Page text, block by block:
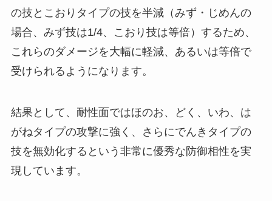
の技とこおりタイプの技を半減（みず・じめんの
場合、みず技は1/4、こおり技は等倍）するため、
これらのダメージを大幅に軽減、あるいは等倍で
受けられるようになります。
結果として、耐性面ではほのお、どく、いわ、は
がねタイプの攻撃に強く、さらにでんきタイプの
技を無効化するという非常に優秀な防御相性を実
現しています。